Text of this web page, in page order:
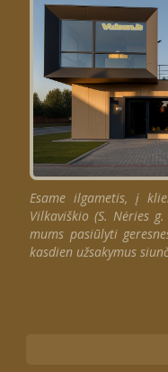
Esame ilgametis, į
Vilkaviškio (S. Nėries
mums pasiūlyti
kasdien užsakymus